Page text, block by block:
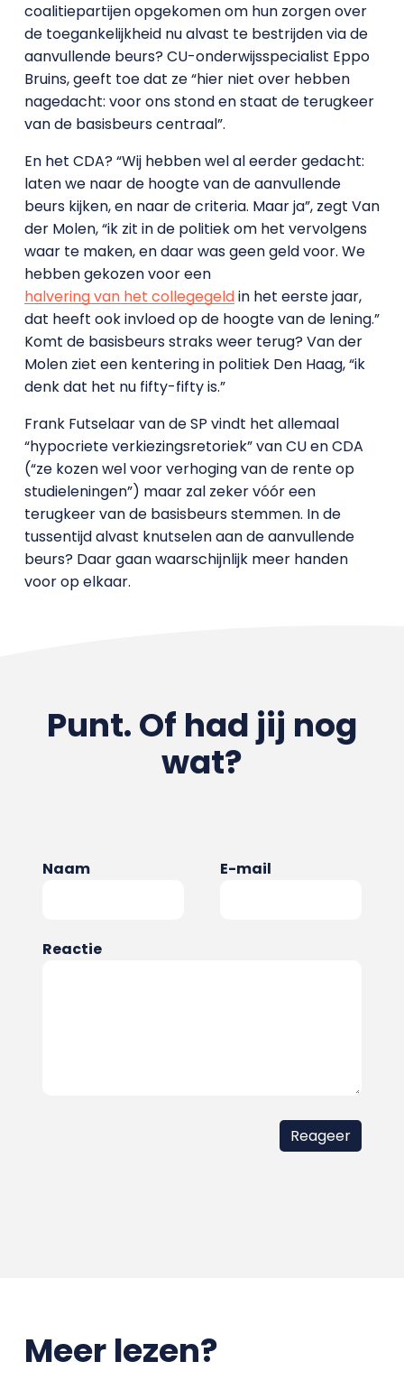
coalitiepartijen opgekomen om hun zorgen over
de toegankelijkheid nu alvast te bestrijden via de
aanvullende beurs? CU-onderwijsspecialist Eppo
Bruins, geeft toe dat ze “hier niet over hebben
nagedacht: voor ons stond en staat de terugkeer
van de basisbeurs centraal”.
En het CDA? “Wij hebben wel al eerder gedacht:
laten we naar de hoogte van de aanvullende
beurs kijken, en naar de criteria. Maar ja”, zegt Van
der Molen, “ik zit in de politiek om het vervolgens
waar te maken, en daar was geen geld voor. We
hebben gekozen voor een
halvering van het collegegeldin het eerste jaar,
dat heeft ook invloed op de hoogte van de lening.”
Komt de basisbeurs straks weer terug? Van der
Molen ziet een kentering in politiek Den Haag, “ik
denk dat het nu fifty-fifty is.”
Frank Futselaar van de SP vindt het allemaal
“hypocriete verkiezingsretoriek” van CU en CDA
(“ze kozen wel voor verhoging van de rente op
studieleningen”) maar zal zeker vóór een
terugkeer van de basisbeurs stemmen. In de
tussentijd alvast knutselen aan de aanvullende
beurs? Daar gaan waarschijnlijk meer handen
voor op elkaar.
Punt. Of had jij nog
wat?
Naam E-mail
Reactie
Meer lezen?